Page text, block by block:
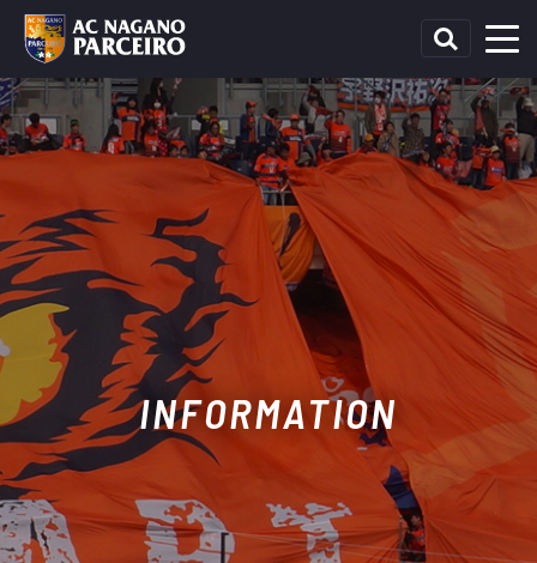
INFORMATION